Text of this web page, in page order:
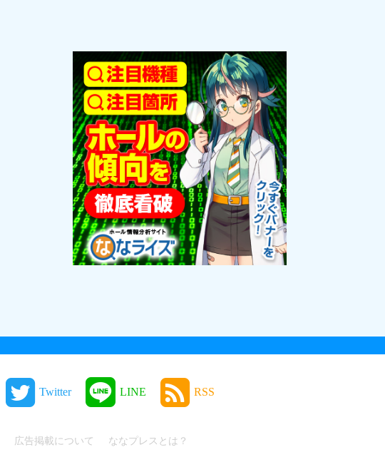
Twitter LINE RSS
広告掲載について ななプレスとは？